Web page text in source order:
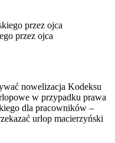
przez ojca
nowelizacja Kodeksu
w przypadku prawa
dla pracowników –
urlop macierzyński